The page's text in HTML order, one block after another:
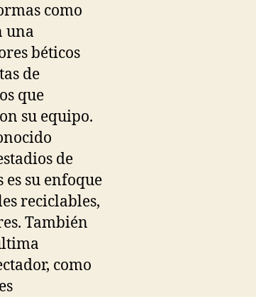
como
una
béticos
de
que
su equipo.
de
su enfoque
reciclables,
También
como